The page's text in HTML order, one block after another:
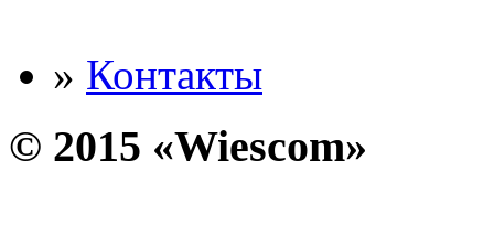
» Контакты
© 2015 «Wiescom»